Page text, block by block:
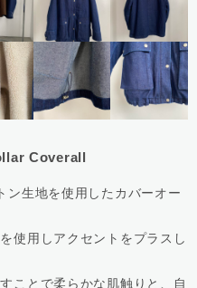
Coverall
ン生地を使用したカバーオー
使用しアクセントをプラスし
ことで柔らかな肌触りと、自